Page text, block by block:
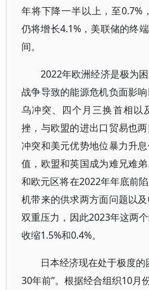
年将下降一半以上，至0.7%
仍将增长4.1%，美联储的终
间。
2022年欧洲经济是极为
战争导致的能源危机负面影
乌冲突、四个月三换首相以
挫，与欧盟的进出口贸易也
冲突和美元优势地位暴力升
值，欧盟和英国成为难兄难
和欧元区将在2022年年底前
机带来的供求两方面问题以
双重压力，因此2023年这两
收缩1.5%和0.4%。
日本经济现在处于极度
30年前”。根据经合组织10月